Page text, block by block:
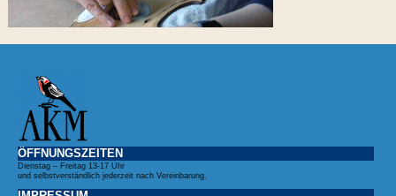
ÖFFNUNGSZEITEN
Dienstag – Freitag 13-17 Uhr
und selbstverständlich jederzeit nach Vereinbarung.